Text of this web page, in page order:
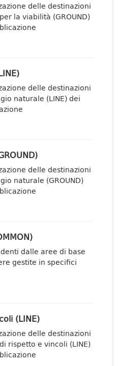
delle destinazioni
la viabilità (GROUND)
delle destinazioni
naturale (LINE) dei
delle destinazioni
naturale (GROUND)
dalle aree di base
gestite in specifici
(LINE)
delle destinazioni
rispetto e vincoli (LINE)